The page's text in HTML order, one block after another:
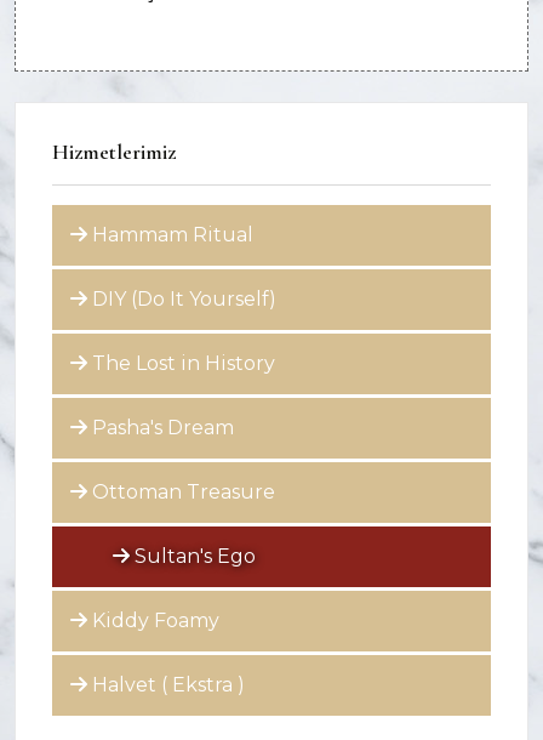
Hizmetlerimiz
Hammam Ritual
DIY (Do It Yourself)
The Lost in History
Pasha's Dream
Ottoman Treasure
Sultan's Ego
Kiddy Foamy
Halvet ( Ekstra )